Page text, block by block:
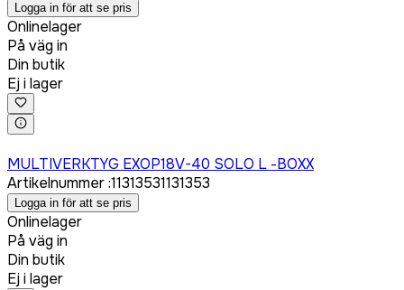
Logga in för att se pris
Onlinelager
På väg in
Din butik
Ej i lager
MULTIVERKTYG EXOP18V-40 SOLO L -BOXX
Artikelnummer:11313531131353
Logga in för att se pris
Onlinelager
På väg in
Din butik
Ej i lager